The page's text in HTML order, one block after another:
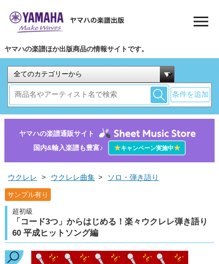
ヤマハの楽譜ほか出版商品の情報サイトです。
条件を追加
ヤマハの楽譜通販サイト
国内&輸入楽譜も豊富♪
★キャンペーン実施中★
ウクレレ > ウクレレ曲集 > ソロ・弾き語り
サンプル有り
超初級
「コード3つ」からはじめる！楽々ウクレレ弾き語り
60 平成ヒットソング編